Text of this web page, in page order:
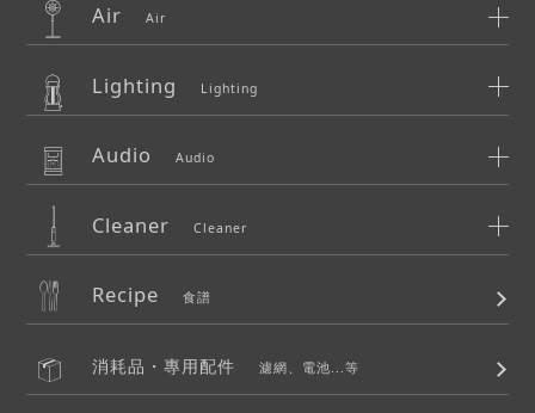
Air Air
Lighting Lighting
Audio Audio
Cleaner Cleaner
Recipe 食譜
消耗品・專用配件 濾網、電池...等